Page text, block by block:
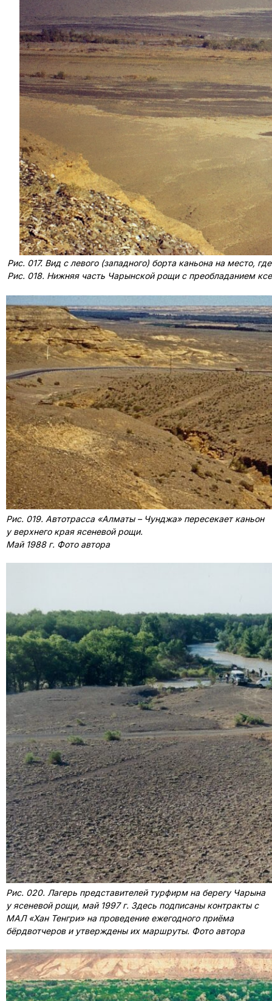
Рис. 017. Вид с левого (западного) борта каньона на место,
Рис. 018. Нижняя часть Чарынской рощи с преобладанием
Рис. 019. Автотрасса «Алматы – Чунджа» пересекает каньон
у верхнего края ясеневой рощи.
Май 1988 г. Фото автора
Рис. 020. Лагерь представителей турфирм на берегу Чарына
у ясеневой рощи, май 1997 г. Здесь подписаны контракты с
МАЛ «Хан Тенгри» на проведение ежегодного приёма
бёрдвотчеров и утверждены их маршруты. Фото автора